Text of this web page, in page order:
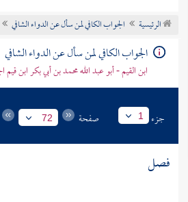
تراجم الأعلام
الرئيسية الجواب الكافي لمن سأل عن الدواء الشافي
الجواب الكافي لمن سأل عن الدواء الشافي
ابن القيم - أبو عبد الله محمد بن أبي بكر ابن قيم
جزء 1 صفحة 72
فصل